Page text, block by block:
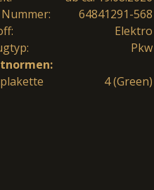
64841291-568
Elektro
Pkw
4 (Green)